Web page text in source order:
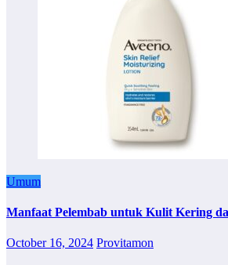
Umum
Manfaat Pelembab untuk Kulit Kering
October 16, 2024 Provitamon